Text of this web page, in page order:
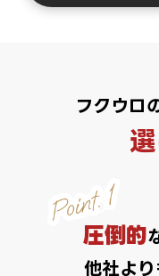
フクウロ
圧倒的
他社より